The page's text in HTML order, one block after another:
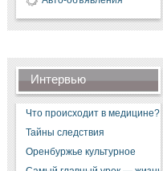
Интервью
Что происходит в медицине?
Тайны следствия
Оренбуржье культурное